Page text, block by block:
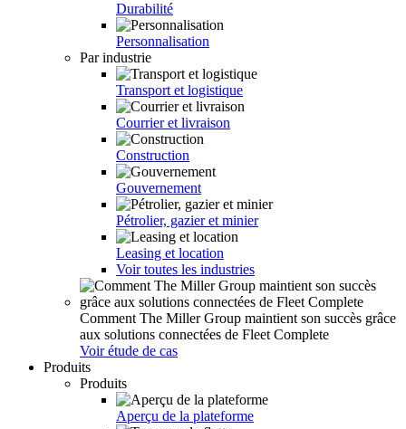
Durabilité
Personnalisation
Par industrie
Transport et logistique
Courrier et livraison
Construction
Gouvernement
Pétrolier, gazier et minier
Leasing et location
Voir toutes les industries
Comment The Miller Group maintient son succès grâce
aux solutions connectées de Fleet Complete
Voir étude de cas
Produits
Produits
Aperçu de la plateforme